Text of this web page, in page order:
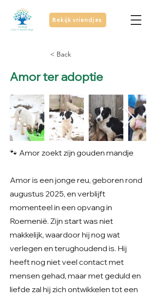
Bekijk vriendjes
< Back
Amor ter adoptie
🐾 Amor zoekt zijn gouden mandje
Amor is een jonge reu, geboren rond
augustus 2025, en verblijft
momenteel in een opvang in
Roemenië. Zijn start was niet
makkelijk, waardoor hij nog wat
verlegen en terughoudend is. Hij
heeft nog niet veel contact met
mensen gehad, maar met geduld en
liefde zal hij zich ontwikkelen tot een